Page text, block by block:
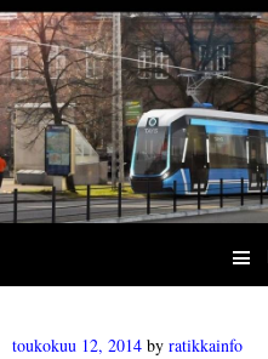
toukokuu 12, 2014 by ratikkainfo